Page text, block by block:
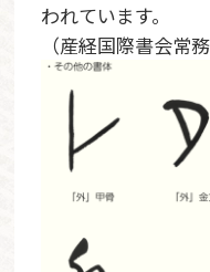
われています。
（産経国際書会常